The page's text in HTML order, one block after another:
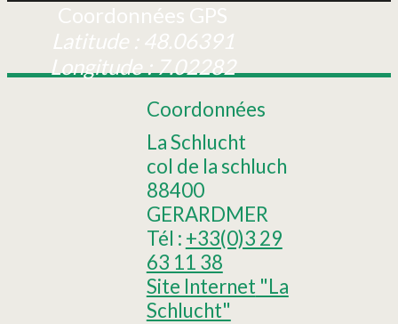
Coordonnées GPS
Latitude : 48.06391
Longitude : 7.02282
Coordonnées
La Schlucht
col de la schluch
88400
GERARDMER
Tél : +33(0)3 29
63 11 38
Site Internet "La
Schlucht"